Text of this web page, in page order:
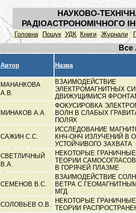
НАУКОВО-
РАДІОАСТРОНОМІЧНОГО
Головна Пошук УДК Книги Журнали
Все
Автор Назва
МАНАНКОВА
А.В.
ВЗАИМОДЕЙСТВИЕ
ЭЛЕКТРОМАГНИТНЫХ
ДВИЖУЩИМИСЯ
МИНАКОВ А.А.
ФОКУСИРОВКА
ВОЛН В СЛАБЫХ
ПОЛЯХ
САЖИН С.С.
ИССЛЕДОВАНИЕ
КНЧ-ОНЧ ИЗЛУЧЕНИЙ В
УСТОЙЧИВОГО ЗАХВАТА
СВЕТЛИЧНЫЙ
В.А.
НЕКОТОРЫЕ
ТЕОРИИ
В ГОРЯЧЕЙ ПЛАЗМЕ
СЕМЕНОВ В.С.
ВЗАИМОДЕЙСТВИЕ
ВЕТРА С
МГД
СОЛОВЬЕВ О.В.
НЕКОТОРЫЕ
ТЕОРИИ